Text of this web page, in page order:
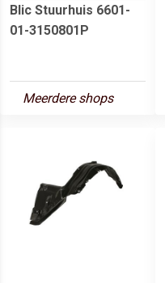
Blic Stuurhuis 6601-
01-3150801P
Meerdere shops